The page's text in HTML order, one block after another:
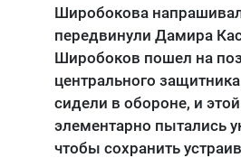
Широбокова
передвинули Дамира
Широбоков пошел на
центрального
сидели в обороне, и
элементарно пытались
чтобы сохранить